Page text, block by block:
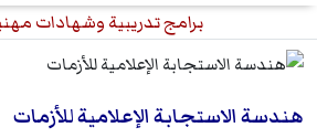
برامج تدريبية وشهادات
هندسة الاستجابة الإعلامية للأزمات